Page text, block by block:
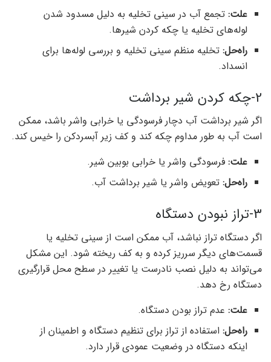
علت: تجمع آب در سینی تخلیه به دلیل مسدود شدن
لوله‌های تخلیه یا چکه کردن شیرها.
راه‌حل: تخلیه منظم سینی تخلیه و بررسی لوله‌ها برای
انسداد.
2-چکه کردن شیر برداشت
اگر شیر برداشت آب دچار فرسودگی یا خرابی واشر باشد، ممکن
است آب به طور مداوم چکه کند و کف زیر آبسردکن را خیس کند.
علت: فرسودگی واشر یا خرابی بوبین شیر.
راه‌حل: تعویض واشر یا شیر برداشت آب.
3-تراز نبودن دستگاه
اگر دستگاه تراز نباشد، آب ممکن است از سینی تخلیه یا
قسمت‌های دیگر سرریز کرده و به کف ریخته شود. این مشکل
می‌تواند به دلیل نصب نادرست یا تغییر در سطح محل قرارگیری
دستگاه رخ دهد.
علت: عدم تراز بودن دستگاه.
راه‌حل: استفاده از تراز برای تنظیم دستگاه و اطمینان از
اینکه دستگاه در وضعیت عمودی قرار دارد.